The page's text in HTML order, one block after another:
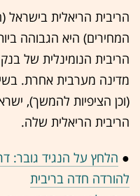
הריבית הריאלית
המחירים) היא הגבוהה
מדינה מערבית אחרת.
(וכן הציפיות להמשך),
הריבית הריאלית שלה.
● הלחץ על הנגיד גובר:
להורדה חדה בריבית